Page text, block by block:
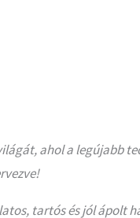
világát, ahol a
tartós és jól